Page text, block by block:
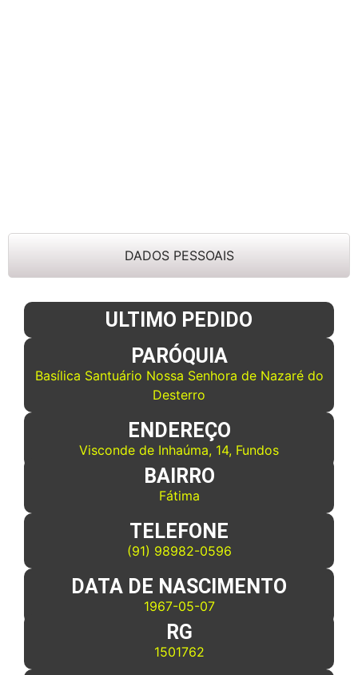
DADOS PESSOAIS
ULTIMO PEDIDO
PARÓQUIA
Basílica Santuário Nossa Senhora de Nazaré do
Desterro
ENDEREÇO
Visconde de Inhaúma, 14, Fundos
BAIRRO
Fátima
TELEFONE
(91) 98982-0596
DATA DE NASCIMENTO
1967-05-07
RG
1501762